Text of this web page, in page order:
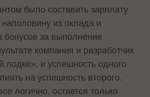
было составить зарплату
из оклада и
бонусов за выполнение
компания и разработчик
лодке», и успешность одного
на успешность второго.
логично, остается только